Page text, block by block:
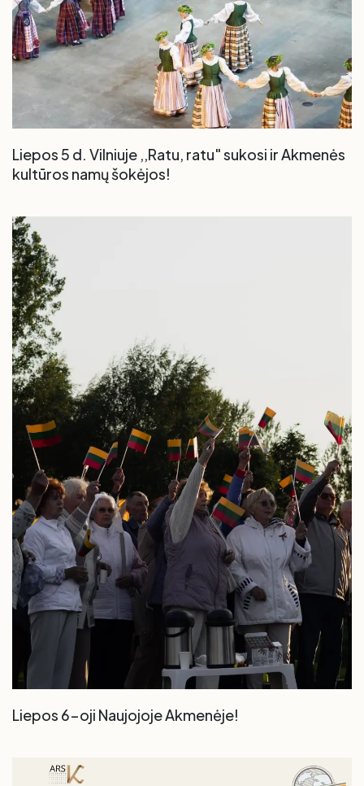
Liepos 5 d. Vilniuje ,,Ratu, ratu" sukosi ir Akmenės
kultūros namų šokėjos!
Liepos 6-oji Naujojoje Akmenėje!